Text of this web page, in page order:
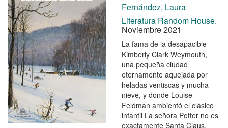
Fernández, Laura
Literatura Random House.
Noviembre 2021
La fama de la desapacible
Kimberly Clark Weymouth,
una pequeña ciudad
eternamente aquejada por
heladas ventiscas y mucha
nieve, y donde Louise
Feldman ambientó el clásico
infantil La señora Potter no es
exactamente Santa Claus,